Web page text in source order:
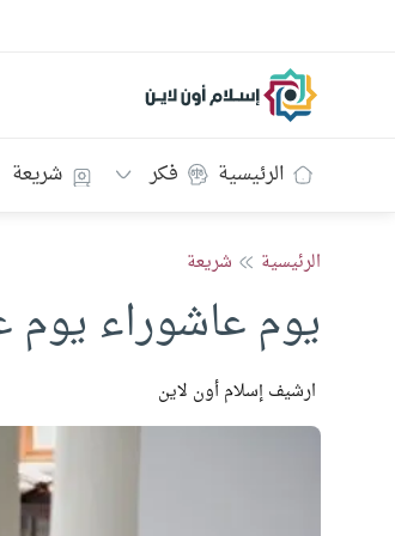
إسلام أون لاين
الرئيسية فكر شريعة
الرئيسية شريعة
يوم عاشوراء
ارشيف إسلام أون لاين